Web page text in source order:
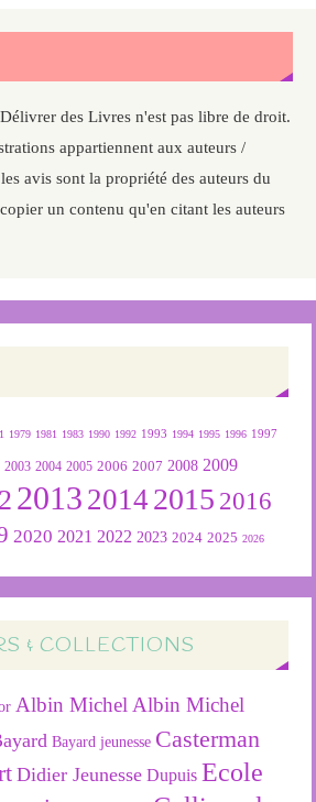
des Livres n'est pas libre de droit.
appartiennent aux auteurs /
avis sont la propriété des auteurs du
un contenu qu'en citant les auteurs
1979 1981 1983 1990 1992 1993 1994 1995 1996 1997
2003 2004 2005 2006 2007 2008 2009
2013 2014 2015 2016
2020 2021 2022 2023 2024 2025 2026
& COLLECTIONS
Albin Michel Albin Michel
Bayard jeunesse Casterman
Didier Jeunesse Dupuis Ecole